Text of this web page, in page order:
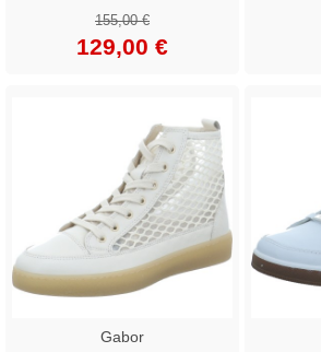
155,00 €
129,00 €
Gabor